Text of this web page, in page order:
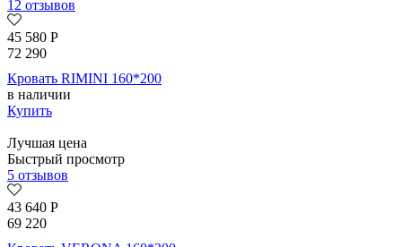
12 отзывов
45 580 Р
72 290
Кровать RIMINI 160*200
в наличии
Купить
Лучшая цена
Быстрый просмотр
5 отзывов
43 640 Р
69 220